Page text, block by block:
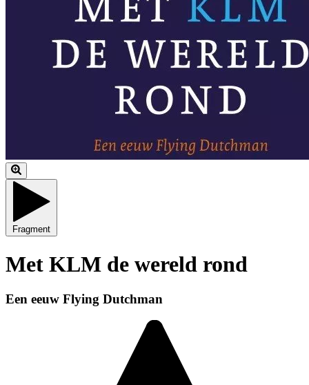
Fragment
Met KLM de wereld rond
Een eeuw Flying Dutchman